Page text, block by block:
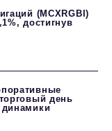
(MCXRGBI)
достигнув
день